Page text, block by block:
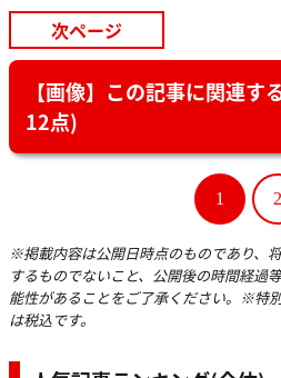
次ページ
【画像】この記事に関連す
12点)
1 2
※掲載内容は公開日時点のものであり、
するものでないこと、公開後の時間経過
能性があることをご了承ください。※特
は税込です。